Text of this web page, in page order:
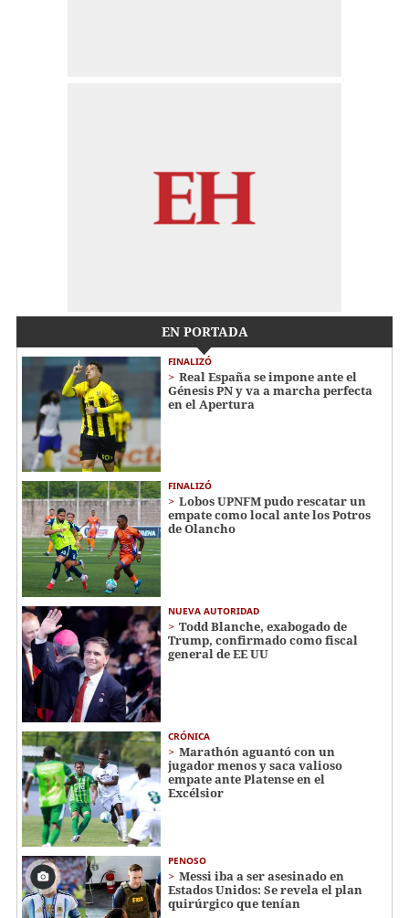
EN PORTADA
FINALIZÓ
Real España se impone ante el
Génesis PN y va a marcha perfecta
en el Apertura
FINALIZÓ
Lobos UPNFM pudo rescatar un
empate como local ante los Potros
de Olancho
NUEVA AUTORIDAD
Todd Blanche, exabogado de
Trump, confirmado como fiscal
general de EE UU
CRÓNICA
Marathón aguantó con un
jugador menos y saca valioso
empate ante Platense en el
Excélsior
PENOSO
Messi iba a ser asesinado en
Estados Unidos: Se revela el plan
quirúrgico que tenían